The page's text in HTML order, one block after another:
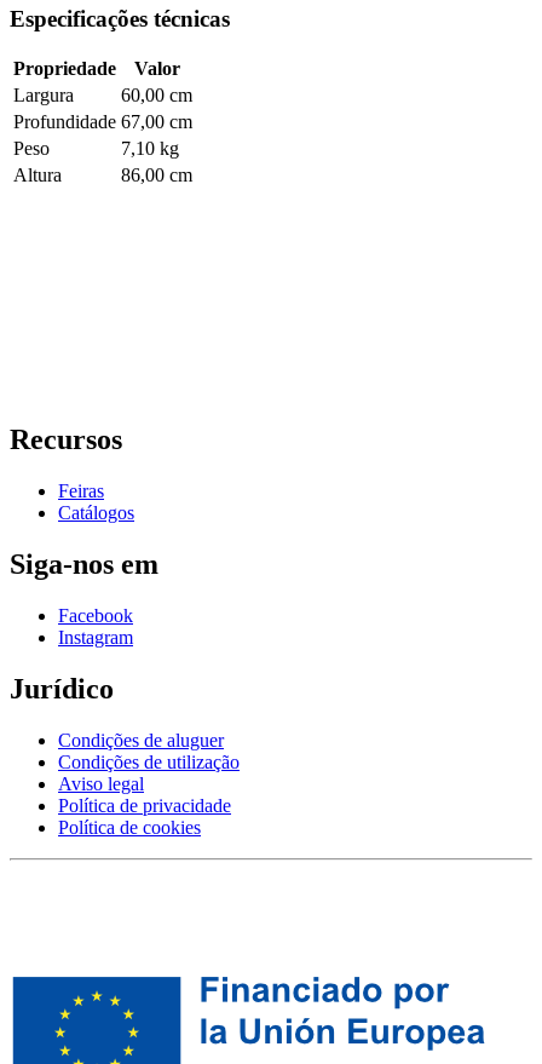
Especificações técnicas
Propriedade
Valor
Largura
60,00 cm
Profundidade 67,00 cm
Peso
7,10 kg
Altura
86,00 cm
Recursos
Feiras
Catálogos
Siga-nos em
Facebook
Instagram
Jurídico
Condições de aluguer
Condições de utilização
Aviso legal
Política de privacidade
Política de cookies